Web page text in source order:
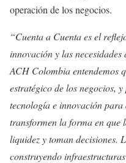
operación de los negocios.
“Cuenta a Cuenta es el
innovación y las
ACH Colombia entendemos
estratégico de los negocios,
tecnología e innovación
transformen la forma en que
liquidez y toman decisiones.
construyendo